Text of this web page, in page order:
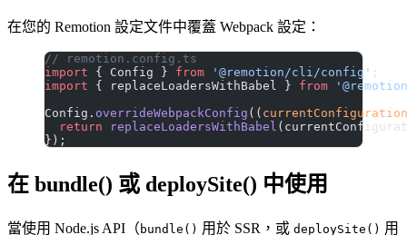
在您的 Remotion 設定文件中覆蓋 Webpack 設定：
// remotion.config.ts
import { Config } from '@remotion/cli/config' ;
import { replaceLoadersWithBabel } from
Config. overrideWebpackConfig (( currentConfiguration
  return
replaceLoadersWithBabel
});
在 bundle() 或 deploySite() 中使用
當使用 Node.js API（ bundle() 用於 SSR，或 deploySite() 用